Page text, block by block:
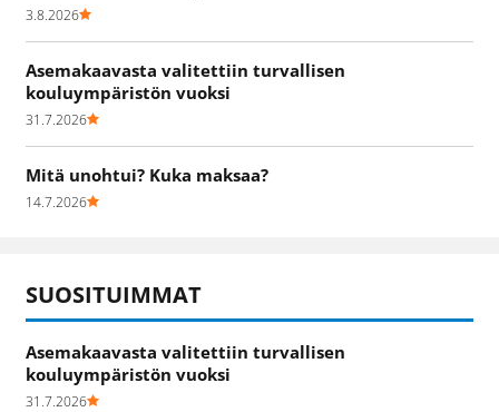
3.8.2026
Asemakaavasta valitettiin turvallisen
kouluympäristön vuoksi
31.7.2026
Mitä unohtui? Kuka maksaa?
14.7.2026
SUOSITUIMMAT
Asemakaavasta valitettiin turvallisen
kouluympäristön vuoksi
31.7.2026